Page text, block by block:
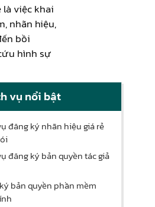
việc khai
nhãn hiệu,
bồi
hình sự
vụ nổi bật
đăng ký nhãn hiệu giá rẻ
đăng ký bản quyền tác giả
bản quyền phần mềm